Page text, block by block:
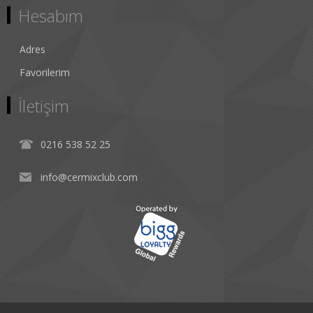
Hesabım
Adres
Favorilerim
İletişim
0216 538 52 25
info@cermixclub.com